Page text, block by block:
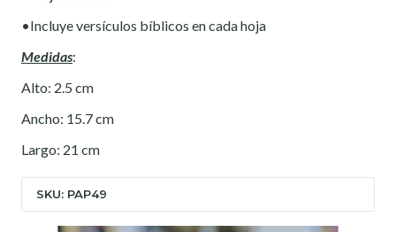
•Incluye versículos bíblicos en cada hoja
Medidas:
Alto: 2.5 cm
Ancho: 15.7 cm
Largo: 21 cm
SKU: PAP49